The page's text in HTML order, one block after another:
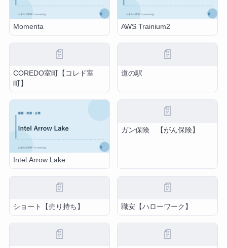
Momenta AWS Trainium2
📄
COREDO室町【コレド室
町】
📄
道の駅
Intel Arrow Lake
📄
ガン保険 【がん保険】
📄
ショート【売り持ち】
📄
職安【ハローワーク】
📄 📄